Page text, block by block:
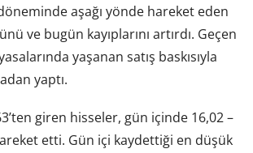
aşağı yönde hareket eden
ve bugün kayıplarını artırdı. Geçen
yaşanan satış baskısıyla
yaptı.
giren hisseler, gün içinde 16,02 –
etti. Gün içi kaydettiği en düşük